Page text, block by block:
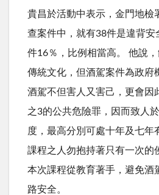
貴昌於活動中表示，金門地檢
查案件中，就有38件是違背安
件16％，比例相當高。 他說
傳統文化，但酒駕案件為政府
酒駕不但害人又害己，更會因
之3的公共危險罪，因而致人
度，最高分別可處十年及七年
課程之人勿抱持著只有一次的
本次課程從教育著手，避免酒
路安全。